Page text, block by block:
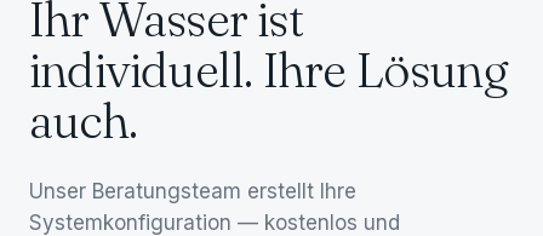
Ihr Wasser ist
individuell. Ihre Lösung
auch.
Unser Beratungsteam erstellt Ihre
Systemkonfiguration — kostenlos und